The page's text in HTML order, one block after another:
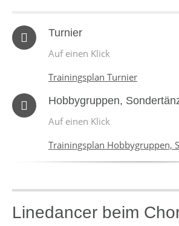
Turnier
Auf einen Klick
Trainingsplan Turnier
Hobbygruppen,
Auf einen Klick
Trainingsplan Hobbygruppen,
Linedancer beim